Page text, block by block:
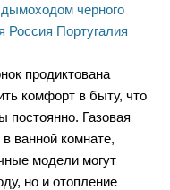
черного
Россия Португалия
продиктована
комфорт в быту, что
постоянно. Газовая
ванной комнате,
модели могут
но и отопление